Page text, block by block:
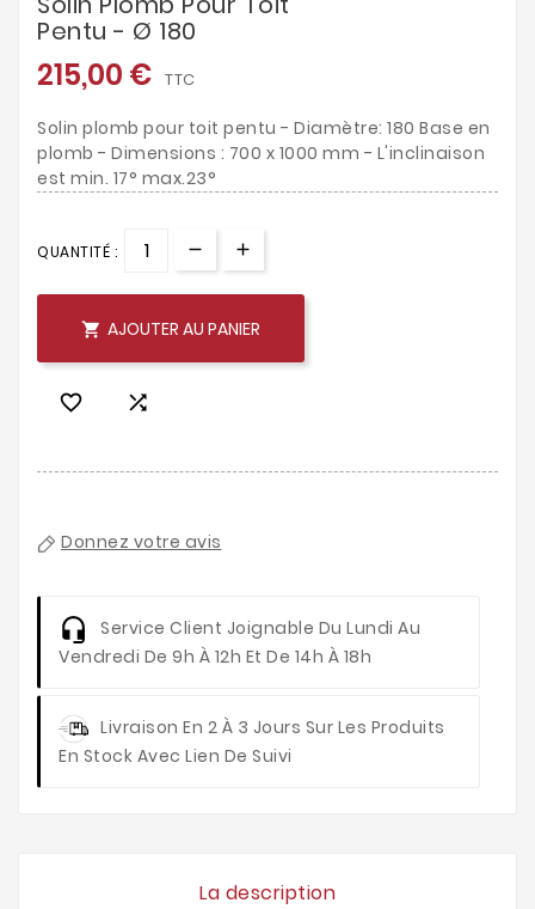
Pentu - Ø 180
215,00 € TTC
Solin plomb pour toit pentu - Diamètre: 180 Base en
plomb - Dimensions : 700 x 1000 mm - L'inclinaison
est min. 17° max.23°
QUANTITÉ :
 AJOUTER AU PANIER
 
Donnez votre avis
Service Client Joignable Du Lundi Au
Vendredi De 9h À 12h Et De 14h À 18h
Livraison En 2 À 3 Jours Sur Les Produits
En Stock Avec Lien De Suivi
La description